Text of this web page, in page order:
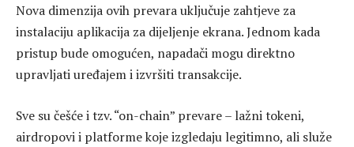
Nova dimenzija ovih prevara uključuje zahtjeve za
instalaciju aplikacija za dijeljenje ekrana. Jednom kada
pristup bude omogućen, napadači mogu direktno
upravljati uređajem i izvršiti transakcije.
Sve su češće i tzv. “on-chain” prevare – lažni tokeni,
airdropovi i platforme koje izgledaju legitimno, ali služe